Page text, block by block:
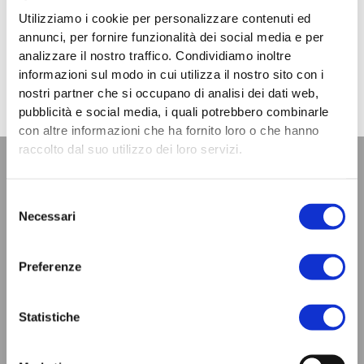
Utilizziamo i cookie per personalizzare contenuti ed
annunci, per fornire funzionalità dei social media e per
analizzare il nostro traffico. Condividiamo inoltre
informazioni sul modo in cui utilizza il nostro sito con i
nostri partner che si occupano di analisi dei dati web,
pubblicità e social media, i quali potrebbero combinarle
con altre informazioni che ha fornito loro o che hanno
raccolto dal suo utilizzo dei loro servizi.
delNecessari
Preferenze
Statistiche
Precedente
PRECEDENTE
Pistoia Include Costruire risposte integrate: la nuova progettazione sociale sul territorio pistoiese
SUCCESSIVO
Federsanità ANCI nasce nell’ottobre 1995 come Federazione di